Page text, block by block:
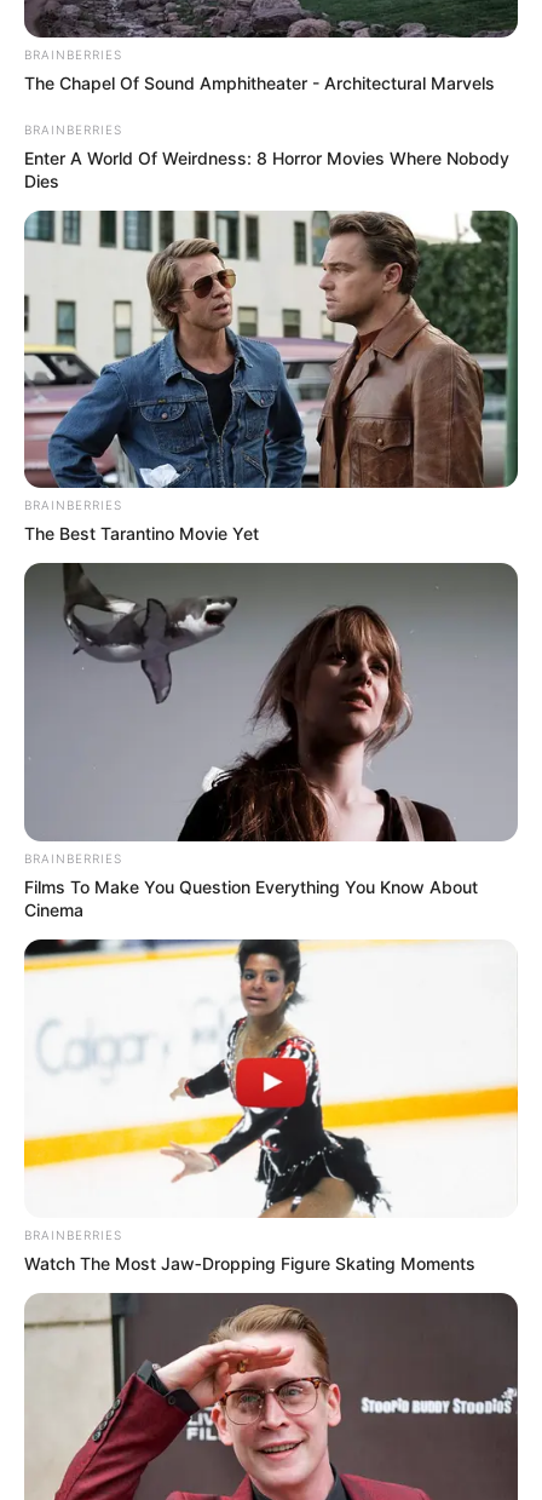
En su celular
qued0 visible el
último mensaje que
recibió d…Ver más
6 November, 2025 byadmin
En su celular
qued0 visible el
último mensaje que
recibió d…Ver más
BRAINBERRIES
The Chapel Of Sound Amphitheater - Architectural Marvels
BRAINBERRIES
Enter A World Of Weirdness: 8 Horror Movies Where Nobody
Dies
BRAINBERRIES
The Best Tarantino Movie Yet
BRAINBERRIES
Films To Make You Question Everything You Know About
Cinema
BRAINBERRIES
Watch The Most Jaw‑Dropping Figure Skating Moments